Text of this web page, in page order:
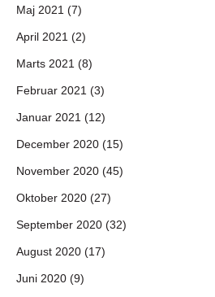
Maj 2021 (7)
April 2021 (2)
Marts 2021 (8)
Februar 2021 (3)
Januar 2021 (12)
December 2020 (15)
November 2020 (45)
Oktober 2020 (27)
September 2020 (32)
August 2020 (17)
Juni 2020 (9)